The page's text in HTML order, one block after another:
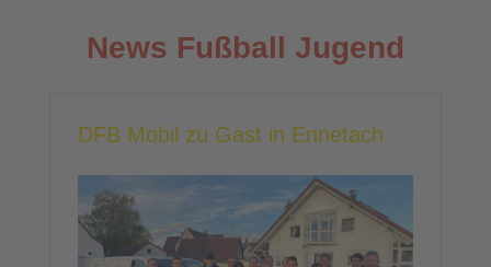
News Fußball Jugend
DFB Mobil zu Gast in Ennetach